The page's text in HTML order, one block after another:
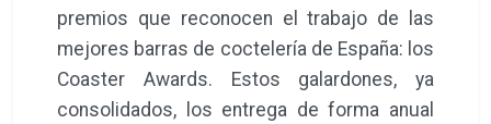
premios que reconocen el trabajo de las
mejores barras de coctelería de España: los
Coaster Awards. Estos galardones, ya
consolidados, los entrega de forma anual